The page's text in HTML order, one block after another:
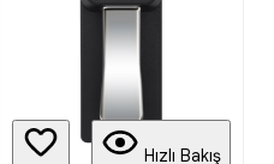
Hızlı Bakış